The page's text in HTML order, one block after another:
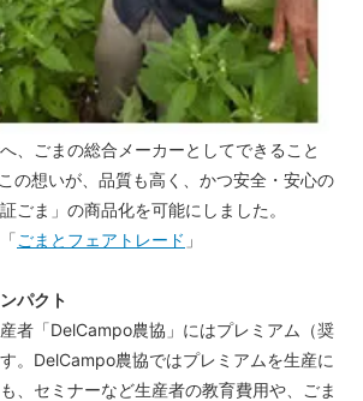
、ごまの総合メーカーとしてできること
の想いが、品質も高く、かつ安全・安心の
ごま」の商品化を可能にしました。
ごまとフェアトレード 」
パクト
者「DelCampo農協」にはプレミアム（奨
。DelCampo農協ではプレミアムを生産に
、セミナーなど生産者の教育費用や、ごま